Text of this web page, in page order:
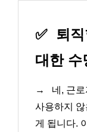
✅
퇴
대한 수
→
네, 근
사용하지
게 됩니다.